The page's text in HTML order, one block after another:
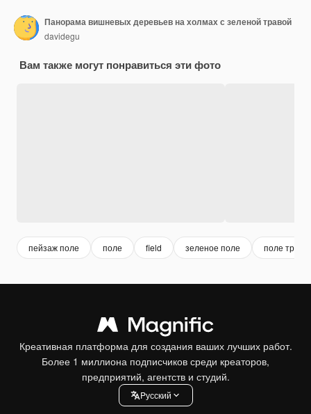
Панорама вишневых деревьев на холмах с зеленой травой
davidegu
Вам также могут понравиться эти фото
пейзаж поле поле field зеленое поле поле трава
Креативная платформа для создания ваших лучших работ.
Более 1 миллиона подписчиков среди креаторов,
предприятий, агентств и студий.
Pусский